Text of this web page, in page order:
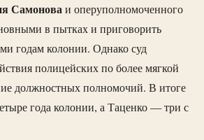
Самоноваи оперуполномоченного
в пытках и приговорить
годам колонии. Однако суд
полицейских по более мягкой
должностных полномочий. В итоге
года колонии, а Таценко — три с